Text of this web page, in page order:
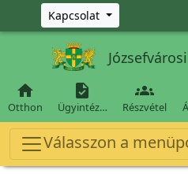
Ugrás a fő tartalomra
Kapcsolat

Otthon

Ügyintéz…

Részvétel
Válasszon a